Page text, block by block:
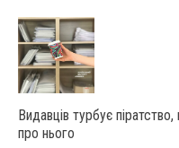
Видавців турбує
про нього